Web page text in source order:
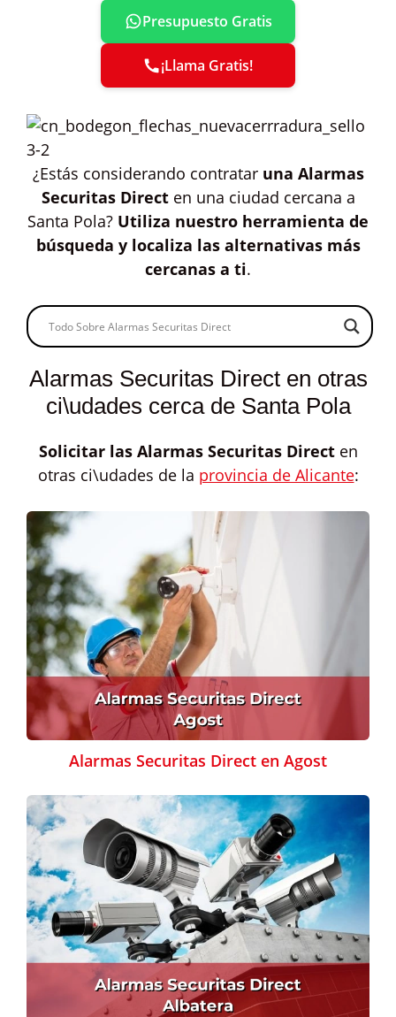
Presupuesto Gratis
¡Llama Gratis!
¿Estás considerando contratar una Alarmas
Securitas Directen una ciudad cercana a
Santa Pola? Utiliza nuestro herramienta de
búsqueda y localiza las alternativas más
cercanas a ti.
Alarmas Securitas Direct en otras
ci\udades cerca de Santa Pola
Solicitar las Alarmas Securitas Directen
otras ci\udades de la provincia de Alicante:
Alarmas Securitas Direct en Agost